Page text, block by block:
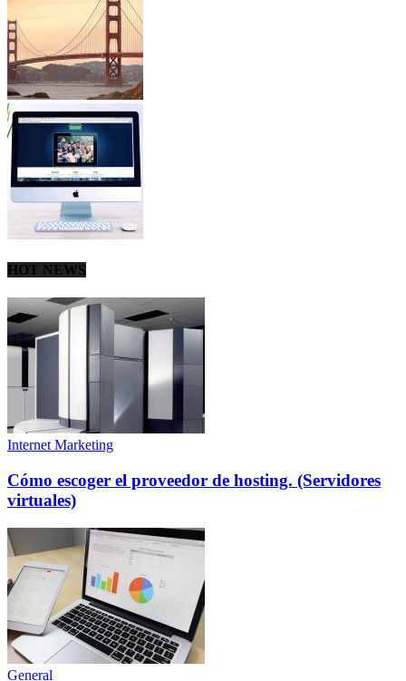
HOT NEWS
Internet Marketing
Cómo escoger el proveedor de hosting. (Servidores
virtuales)
General